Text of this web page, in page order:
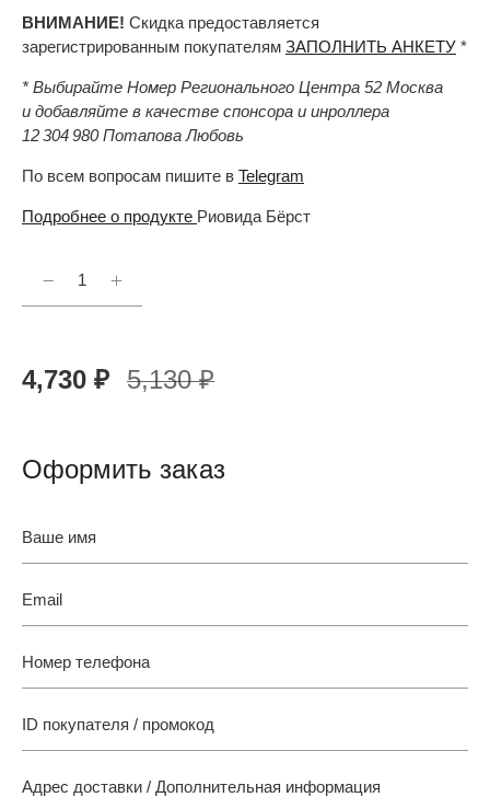
ВНИМАНИЕ! Скидка предоставляется
зарегистрированным покупателям ЗАПОЛНИТЬ АНКЕТУ *
* Выбирайте Номер Регионального Центра 52 Москва
и добавляйте в качестве спонсора и инроллера
12 304 980 Потапова Любовь
По всем вопросам пишите в Telegram
Подробнее о продукте Риовида Бёрст
4,730 ₽ 5,130 ₽
Оформить заказ